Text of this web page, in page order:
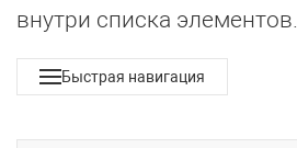
внутри списка элементов.
Быстрая навигация